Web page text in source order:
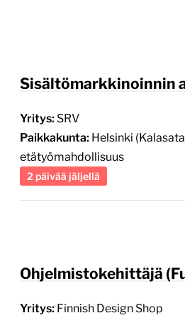
Yritys:SRV
etätyömahdollisuus
2 päivää jäljellä
Yritys:Finnish Design Shop
1 päivää jäljellä